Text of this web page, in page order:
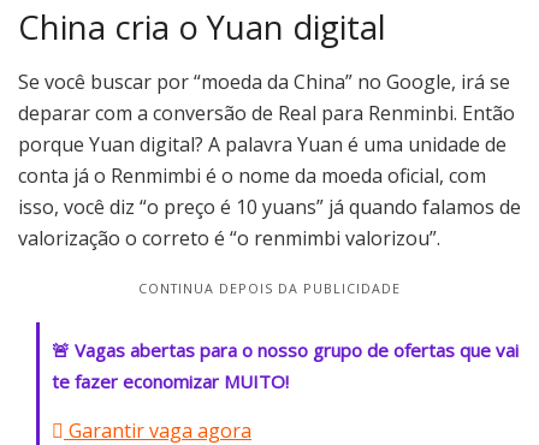
China cria o Yuan digital
Se você buscar por “moeda da China” no Google, irá se
deparar com a conversão de Real para Renminbi. Então
porque Yuan digital? A palavra Yuan é uma unidade de
conta já o Renmimbi é o nome da moeda oficial, com
isso, você diz “o preço é 10 yuans” já quando falamos de
valorização o correto é “o renmimbi valorizou”.
CONTINUA DEPOIS DA PUBLICIDADE
🚨 Vagas abertas para o nosso grupo de ofertas que vai
te fazer economizar MUITO!
Garantir vaga agora